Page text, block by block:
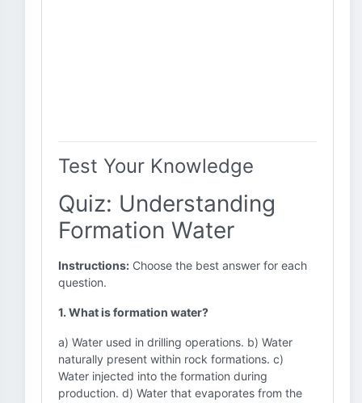
Test Your Knowledge
Quiz: Understanding
Formation Water
Instructions: Choose the best answer for each
question.
1. What is formation water?
a) Water used in drilling operations. b) Water
naturally present within rock formations. c)
Water injected into the formation during
production. d) Water that evaporates from the